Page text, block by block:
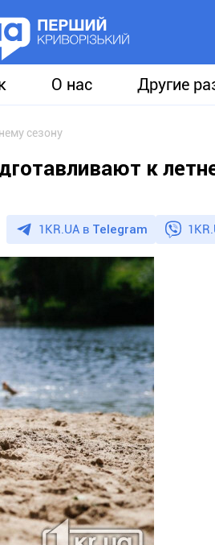
О нас Другие
сезону
к
1KR.UA в Telegram